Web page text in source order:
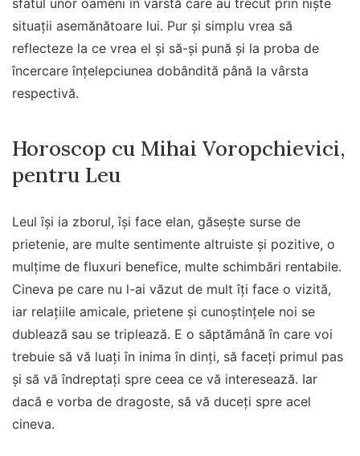
situații asemănătoare lui. Pur și simplu vrea să
reflecteze la ce vrea el și să-și pună și la proba de
încercare înțelepciunea dobândită până la vârsta
respectivă.
Horoscop cu Mihai Voropchievici,
pentru Leu
Leul își ia zborul, își face elan, găsește surse de
prietenie, are multe sentimente altruiste și pozitive, o
mulțime de fluxuri benefice, multe schimbări rentabile.
Cineva pe care nu l-ai văzut de mult îți face o vizită,
iar relațiile amicale, prietene și cunoștințele noi se
dublează sau se triplează. E o săptămână în care voi
trebuie să vă luați în inima în dinți, să faceți primul pas
și să vă îndreptați spre ceea ce vă interesează. Iar
dacă e vorba de dragoste, să vă duceţi spre acel
cineva.